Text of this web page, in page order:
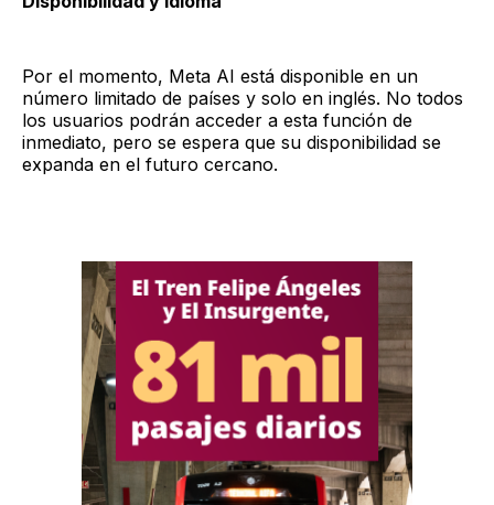
Por el momento, Meta AI está disponible en un
número limitado de países y solo en inglés. No todos
los usuarios podrán acceder a esta función de
inmediato, pero se espera que su disponibilidad se
expanda en el futuro cercano.